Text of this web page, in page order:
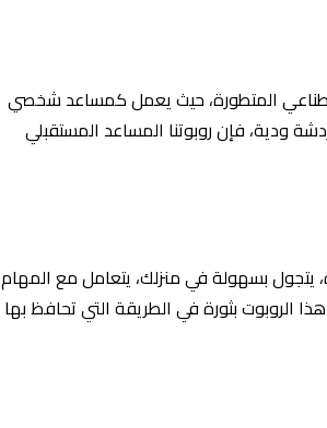
المتطورة، حيث يعمل كمساعد شخصي
ودية، فإن روبوتنا المساعد المستقبلي
يتجول بسهولة في منزلك، يتعامل مع المهام
الروبوت بثورة في الطريقة التي تحافظ بها